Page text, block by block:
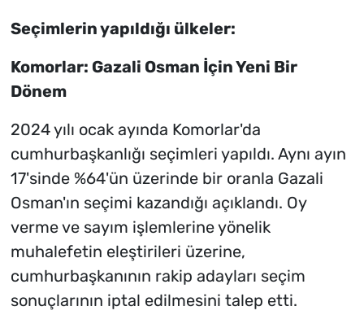
Seçimlerin yapıldığı ülkeler:
Komorlar: Gazali Osman İçin Yeni Bir
Dönem
2024 yılı ocak ayında Komorlar'da
cumhurbaşkanlığı seçimleri yapıldı. Aynı ayın
17'sinde %64'ün üzerinde bir oranla Gazali
Osman'ın seçimi kazandığı açıklandı. Oy
verme ve sayım işlemlerine yönelik
muhalefetin eleştirileri üzerine,
cumhurbaşkanının rakip adayları seçim
sonuçlarının iptal edilmesini talep etti.